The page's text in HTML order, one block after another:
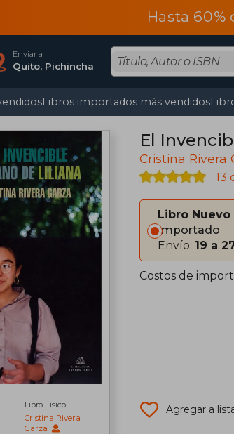
Hasta
Enviar a
Quito, Pichincha
Libros importados más vendidos
Libro Físico
Cristina Rivera
Garza
El
Cristina Rivera
13
Libro Nuevo
Importado
Envío: 19 a
Costos de
Agregar a